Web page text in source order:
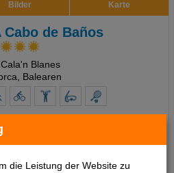
die Leistung der Website zu
Bilder Karte
Cabo de Baños
Cala'n Blanes
Balearen
Ohne Verpflegung
496 €
pro Person